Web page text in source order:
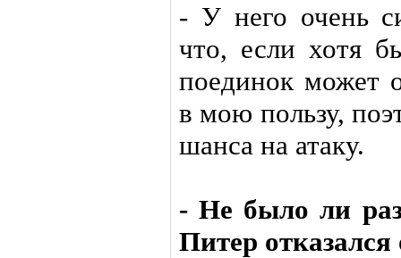
- У него очень
что, если хотя
поединок может
в мою пользу,
шанса на атаку.
- Не было ли
Питер